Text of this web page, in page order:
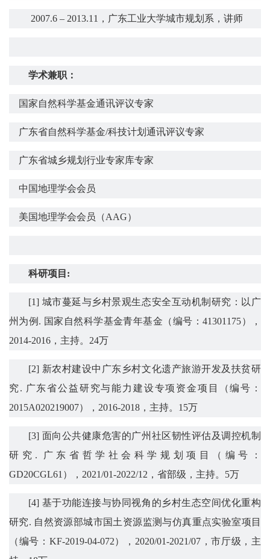
2007.6 – 2013.11 ，广东工业大学城市规划系 ，讲师
学术兼职：
国家自然科学基金通讯评议专家
广东省自然科学基金/科技计划通讯评议专家
广东省城乡规划行业专家库专家
中国地理学会会员
美国地理学会会员（AAG）
科研项目 :
[1] 城市蔓延与乡村景观生态安全互动机制研究：以广
州为例 . 国家自然科学基金青年基金（编号：41301175），
2014-2016 ，主持。 24万
[2] 新农村建设中广东乡村文化遗产旅游开发及扶贫研
究 . 广东省公益研究与能力建设专项资金项目（编号：
2015A020219007）， 2016-2018 ，主持。 15万
[3] 面向公共健康危害的广州社区韧性评估及调控机制
研究 . 广东省哲学社会科学规划项目 （ 编号：
GD20CGL61 ） ， 2021/01-2022/12 ，省部级，主持。 5万
[4] 基于功能连接与协同视角的乡村生态空间优化重构
研究. 自然资源部城市国土资源监测与仿真重点实验室项目
（编号： KF-2019-04-072） ， 2020/01-2021/07，市厅级 ， 主